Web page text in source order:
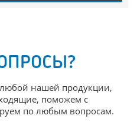
нашей продукции,
поможем с
по любым вопросам.